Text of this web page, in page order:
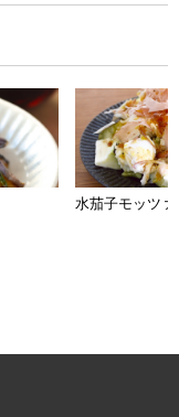
水茄子モッツァ